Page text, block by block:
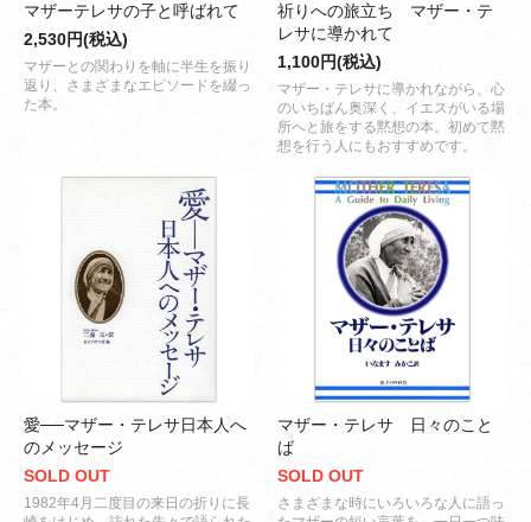
マザーテレサの子と呼ばれて
2,530円(税込)
マザーとの関わりを軸に半生を振り
返り、さまざまなエピソードを綴っ
た本。
祈りへの旅立ち マザー・テ
レサに導かれて
1,100円(税込)
マザー・テレサに導かれながら、心
のいちばん奥深く、イエスがいる場
所へと旅をする黙想の本。初めて黙
想を行う人にもおすすめです。
愛──マザー・テレサ日本人へ
のメッセージ
SOLD OUT
1982年4月二度目の来日の折りに長
マザー・テレサ 日々のこと
ば
SOLD OUT
さまざまな時にいろいろな人に語っ